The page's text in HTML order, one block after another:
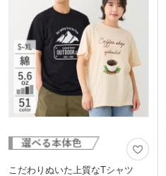
こだわりぬいた上質なTシャツ